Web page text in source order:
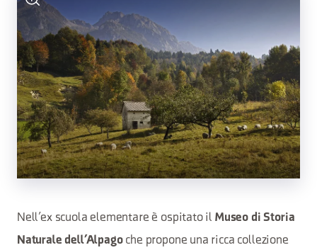
Nell’ex scuola elementare è ospitato il Museo di Storia
Naturale dell’Alpagoche propone una ricca collezione